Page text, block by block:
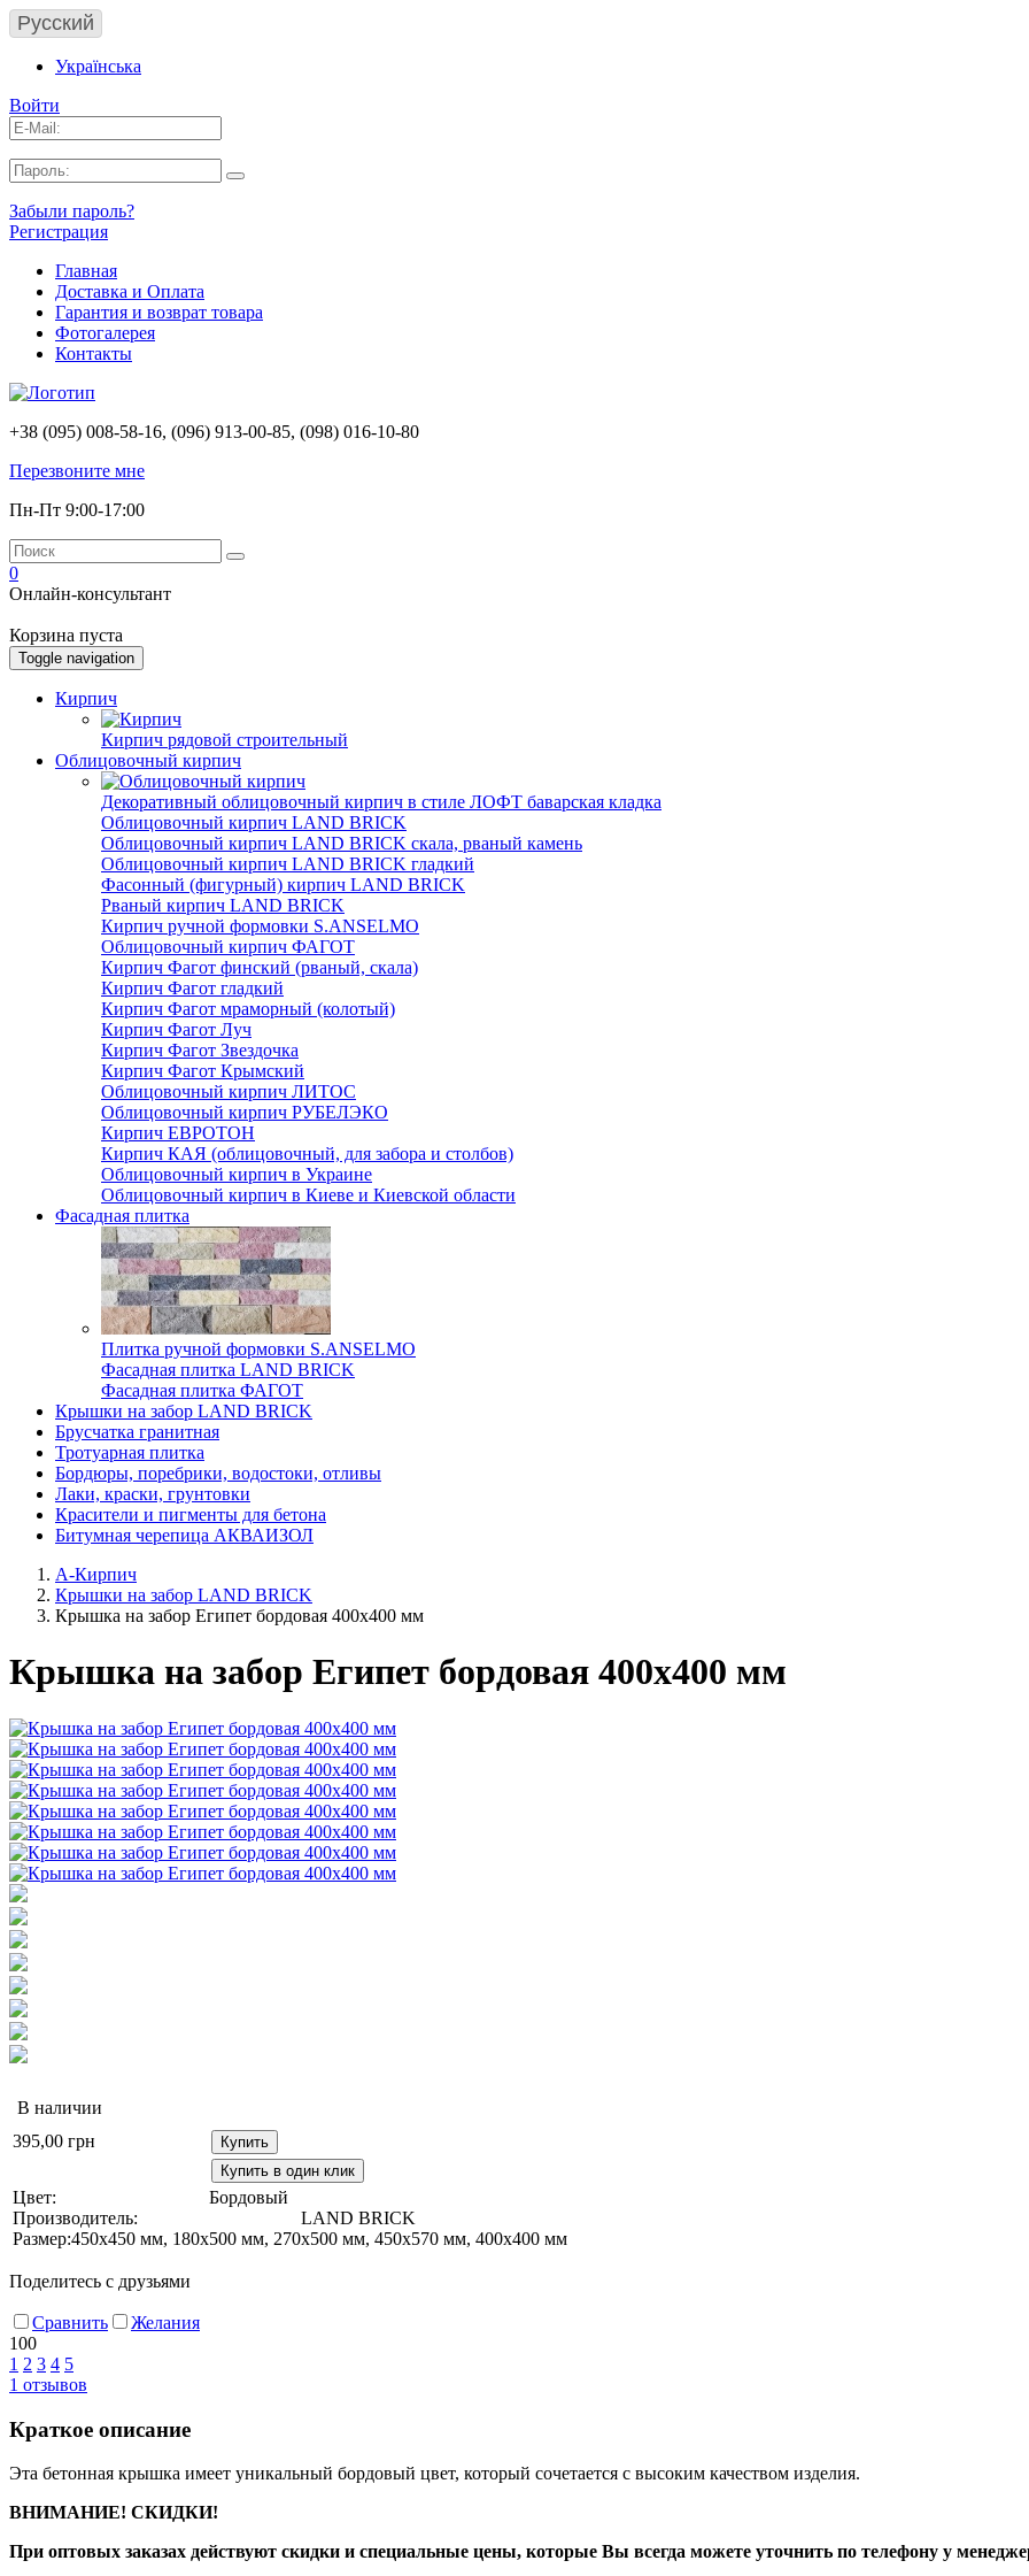
Русский
Українська
Войти
Забыли пароль?
Регистрация
Главная
Доставка и Оплата
Гарантия и возврат товара
Фотогалерея
Контакты
+38 (095) 008-58-16, (096) 913-00-85, (098) 016-10-80
Перезвоните мне
Пн-Пт 9:00-17:00
0
Онлайн-консультант
Корзина пуста
Toggle navigation
Кирпич
Кирпич рядовой строительный
Облицовочный кирпич
Декоративный облицовочный кирпич в стиле ЛОФТ баварская кладка
Облицовочный кирпич LAND BRICK
Облицовочный кирпич LAND BRICK скала, рваный камень
Облицовочный кирпич LAND BRICK гладкий
Фасонный (фигурный) кирпич LAND BRICK
Рваный кирпич LAND BRICK
Кирпич ручной формовки S.ANSELMO
Облицовочный кирпич ФАГОТ
Кирпич Фагот финский (рваный, скала)
Кирпич Фагот гладкий
Кирпич Фагот мраморный (колотый)
Кирпич Фагот Луч
Кирпич Фагот Звездочка
Кирпич Фагот Крымский
Облицовочный кирпич ЛИТОС
Облицовочный кирпич РУБЕЛЭКО
Кирпич ЕВРОТОН
Кирпич КАЯ (облицовочный, для забора и столбов)
Облицовочный кирпич в Украине
Облицовочный кирпич в Киеве и Киевской области
Фасадная плитка
Плитка ручной формовки S.ANSELMO
Фасадная плитка LAND BRICK
Фасадная плитка ФАГОТ
Крышки на забор LAND BRICK
Брусчатка гранитная
Тротуарная плитка
Бордюры, поребрики, водостоки, отливы
Лаки, краски, грунтовки
Красители и пигменты для бетона
Битумная черепица АКВАИЗОЛ
А-Кирпич
Крышки на забор LAND BRICK
Крышка на забор Египет бордовая 400х400 мм
Крышка на забор Египет бордовая 400х400 мм
В наличии
395,00 грн
Купить
Купить в один клик
Цвет:
Бордовый
Производитель:
LAND BRICK
Размер:450х450 мм, 180х500 мм, 270х500 мм, 450х570 мм, 400х400 мм
Поделитесь с друзьями
Сравнить
Желания
100
1 2 3 4 5
1 отзывов
Краткое описание
Эта бетонная крышка имеет уникальный бордовый цвет, который сочетается с высоким качеством изделия.
ВНИМАНИЕ! СКИДКИ!
При оптовых заказах действуют скидки и специальные цены, которые Вы всегда можете уточнить по телефону у